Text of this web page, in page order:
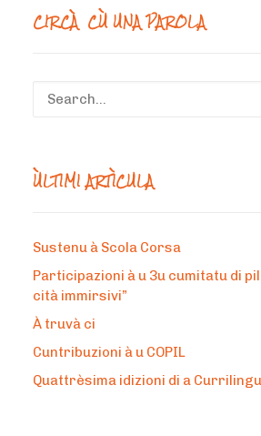
CIRCÀ CÙ UNA PAROLA
ÙLTIMI ARTÌCULA
Sustenu à Scola Corsa
Participazioni à u 3u cumitatu di
cità immirsivi”
À truvà ci
Cuntribuzioni à u COPIL
Quattrèsima idizioni di a